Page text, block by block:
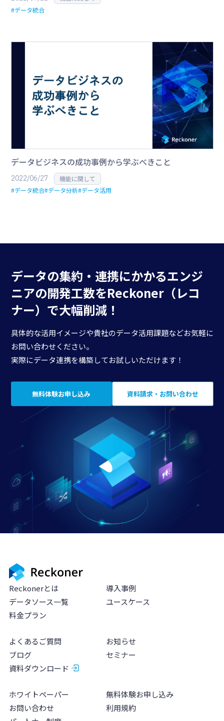
#データ統合
データビジネスの成功事例から学ぶべきこと
2022/06/27
機能に関して
#データ統合#データ分析#データ活用
データの集約・連携にかかるエンジ
ニアの開発工数をReckoner（レコ
ナー）で大幅削減！
具体的な活用イメージや貴社のデータ活用課題などお気軽に
お問い合わせください。
実際にデータ連携を構築してお試しいただけます！
無料体験お申し込み 資料請求・お問い合わせ
Reckonerとは
導入事例
データソース一覧
ユースケース
料金プラン
よくあるご質問
お知らせ
ブログ
セミナー
資料ダウンロード
ホワイトペーパー
無料体験お申し込み
お問い合わせ
利用規約